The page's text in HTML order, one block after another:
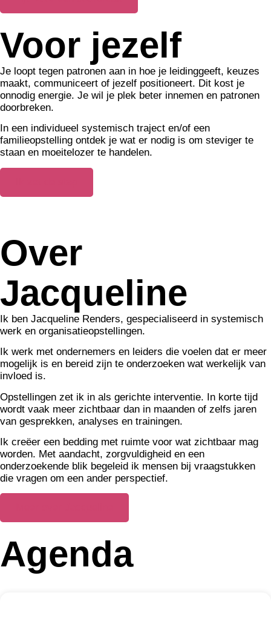
Voor jezelf
Je loopt tegen patronen aan in hoe je leidinggeeft, keuzes
maakt, communiceert of jezelf positioneert. Dit kost je
onnodig energie. Je wil je plek beter innemen en patronen
doorbreken.
In een individueel systemisch traject en/of een
familieopstelling ontdek je wat er nodig is om steviger te
staan en moeitelozer te handelen.
Over
Jacqueline
Ik ben Jacqueline Renders, gespecialiseerd in systemisch
werk en organisatieopstellingen.
Ik werk met ondernemers en leiders die voelen dat er meer
mogelijk is en bereid zijn te onderzoeken wat werkelijk van
invloed is.
Opstellingen zet ik in als gerichte interventie. In korte tijd
wordt vaak meer zichtbaar dan in maanden of zelfs jaren
van gesprekken, analyses en trainingen.
Ik creëer een bedding met ruimte voor wat zichtbaar mag
worden. Met aandacht, zorgvuldigheid en een
onderzoekende blik begeleid ik mensen bij vraagstukken
die vragen om een ander perspectief.
Agenda